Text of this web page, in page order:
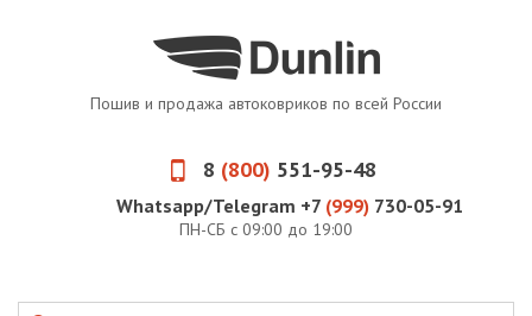
Пошив и продажа автоковриков по всей России
8 (800) 551-95-48
Whatsapp/Telegram +7 (999) 730-05-91
ПН-СБ с 09:00 до 19:00